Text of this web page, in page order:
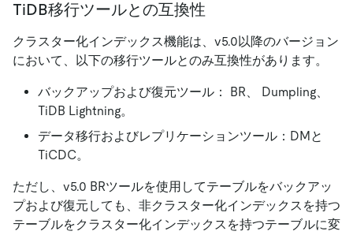
TiDB移行ツールとの互換性
クラスター化インデックス機能は、v5.0以降のバージョン
において、以下の移行ツールとのみ互換性があります。
バックアップおよび復元ツール： BR、 Dumpling、
TiDB Lightning。
データ移行およびレプリケーションツール：DMと
TiCDC。
ただし、v5.0 BRツールを使用してテーブルをバックアッ
プおよび復元しても、非クラスター化インデックスを持つ
テーブルをクラスター化インデックスを持つテーブルに変